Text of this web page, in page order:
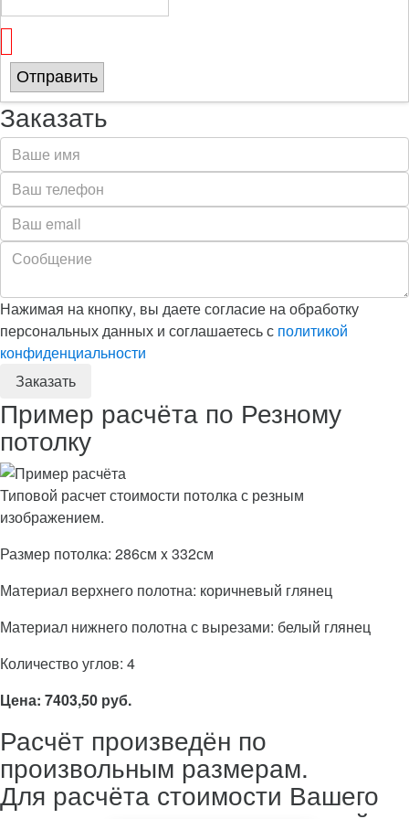
Отправить
Заказать
Нажимая на кнопку, вы даете согласие на обработку
персональных данных и соглашаетесь с политикой
конфиденциальности
Пример расчёта по Резному
потолку
Типовой расчет стоимости потолка с резным
изображением.
Размер потолка: 286см x 332см
Материал верхнего полотна: коричневый глянец
Материал нижнего полотна с вырезами: белый глянец
Количество углов: 4
Цена: 7403,50 руб.
Расчёт произведён по
произвольным размерам.
Для расчёта стоимости Вашего